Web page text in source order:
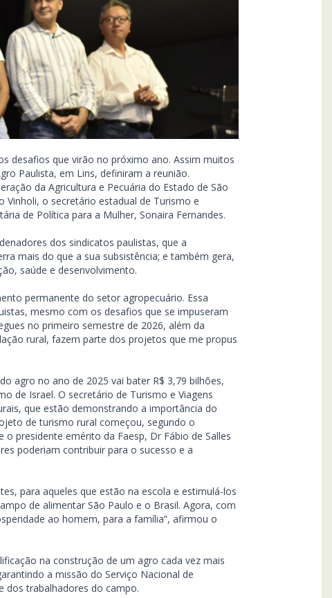
desafios que virão no próximo ano. Assim muitos
Paulista, em Lins, definiram a reunião.
da Agricultura e Pecuária do Estado de São
Vinholi, o secretário estadual de Turismo e
de Política para a Mulher, Sonaira Fernandes.
dos sindicatos paulistas, que a
mais do que a sua subsistência; e também gera,
saúde e desenvolvimento.
permanente do setor agropecuário. Essa
mesmo com os desafios que se impuseram
no primeiro semestre de 2026, além da
rural, fazem parte dos projetos que me propus
agro no ano de 2025 vai bater R$ 3,79 bilhões,
de Israel. O secretário de Turismo e Viagens
que estão demonstrando a importância do
de turismo rural começou, segundo o
presidente emérito da Faesp, Dr Fábio de Salles
poderiam contribuir para o sucesso e a
para aqueles que estão na escola e estimulá-los
de alimentar São Paulo e o Brasil. Agora, com
ao homem, para a família”, afirmou o
na construção de um agro cada vez mais
a missão do Serviço Nacional de
dos trabalhadores do campo.